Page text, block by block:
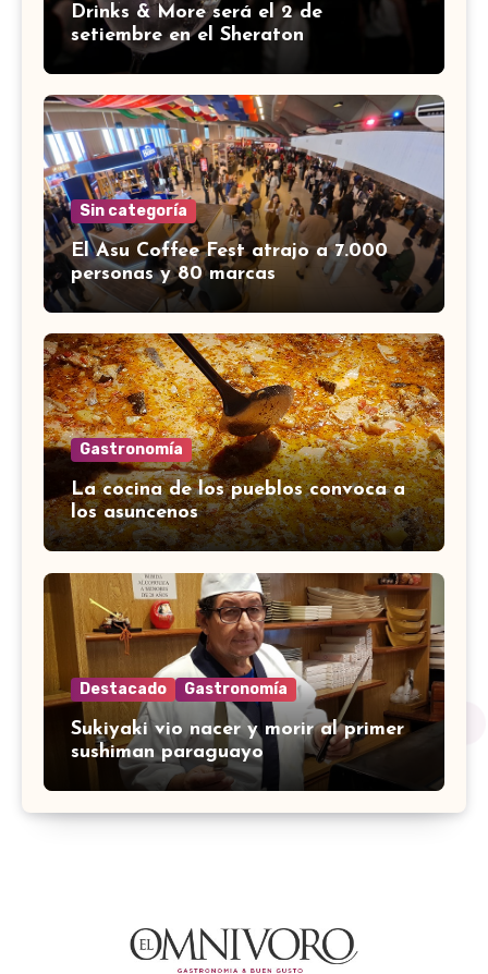
Drinks & More será el 2 de
setiembre en el Sheraton
Sin categoría
El Asu Coffee Fest atrajo a 7.000
personas y 80 marcas
Gastronomía
La cocina de los pueblos convoca a
los asuncenos
Destacado Gastronomía
Sukiyaki vio nacer y morir al primer
sushiman paraguayo